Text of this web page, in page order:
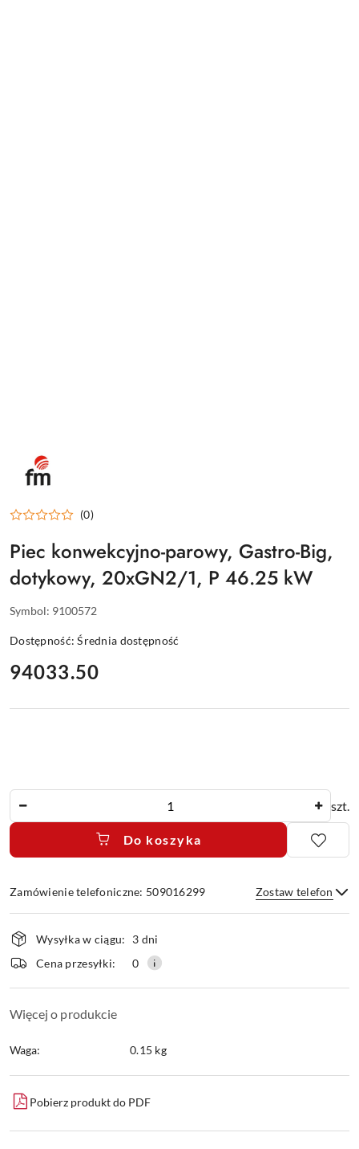
INDUSTRIAL
INNOWACYJNE
DLA
(0)
Piec konwekcyjno-parowy, Gastro-Big,
dotykowy, 20xGN2/1, P 46.25 kW
Symbol: 9100572
Dostępność:Średnia dostępność
cena:
94033.50
szt.
Do koszyka
Zamówienie telefoniczne: 509016299 Zostaw telefon
Wyślij
Dostępność
i
dostawa
Wysyłka w ciągu:
3 dni
Cena przesyłki:
0
Więcej o produkcie
Waga: 0.15 kg
Pobierz produkt do PDF